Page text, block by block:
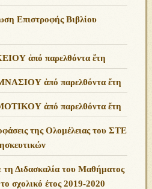
Επιστροφής Βιβλίου
ἀπό παρελθόντα ἔτη
ἀπό παρελθόντα ἔτη
ἀπό παρελθόντα ἔτη
της Ολομέλειας του ΣΤΕ
τη Διδασκαλία του Μαθήματος
σχολικό έτος 2019-2020